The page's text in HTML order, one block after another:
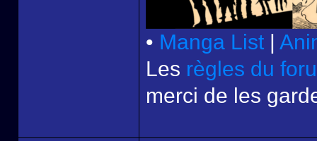
• Manga List |
Les règles du
merci de les